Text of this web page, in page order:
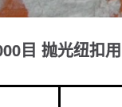
目 抛光纽扣